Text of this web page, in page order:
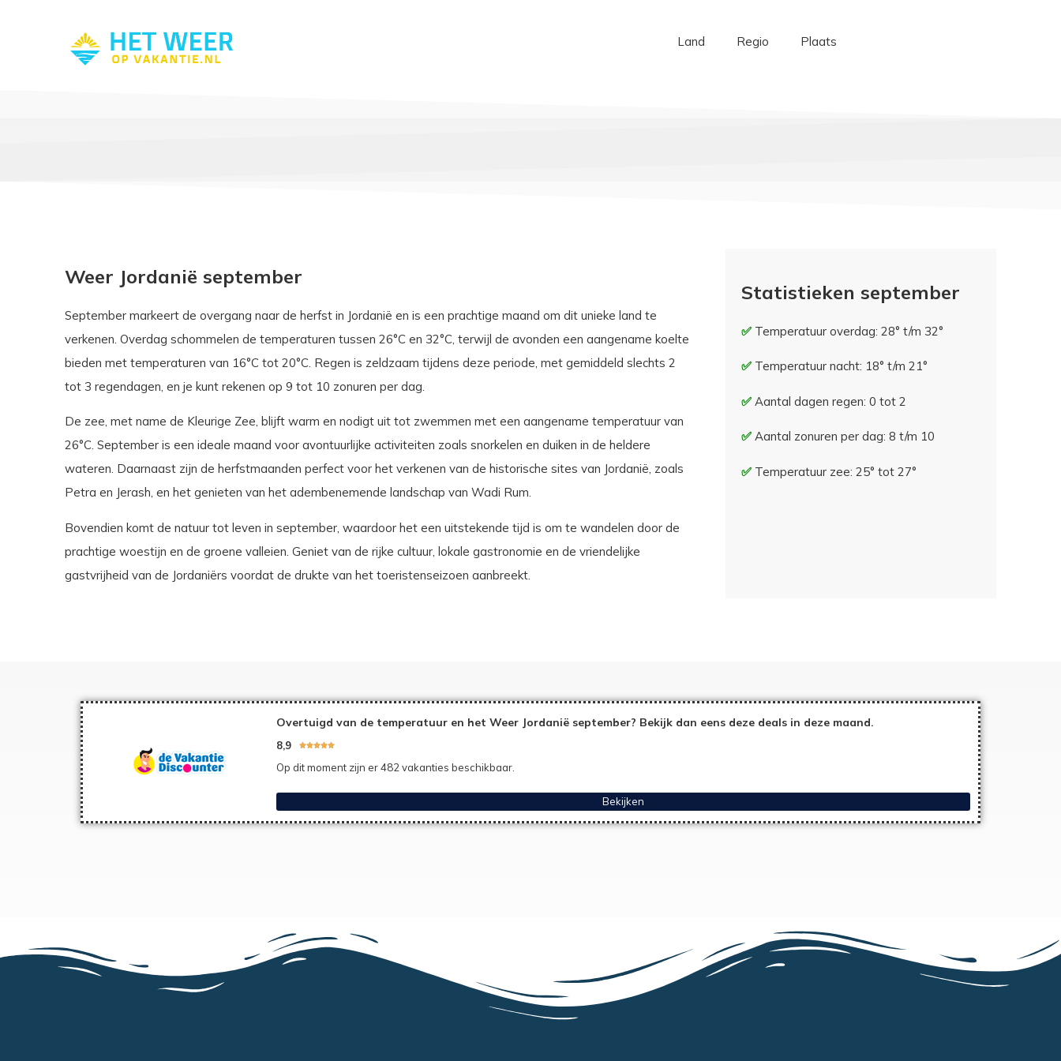
Land Regio Plaats
Weer Jordanië september
September markeert de overgang naar de herfst in Jordanië en is een prachtige maand om dit unieke land te
verkenen. Overdag schommelen de temperaturen tussen 26°C en 32°C, terwijl de avonden een aangename koelte
bieden met temperaturen van 16°C tot 20°C. Regen is zeldzaam tijdens deze periode, met gemiddeld slechts 2
tot 3 regendagen, en je kunt rekenen op 9 tot 10 zonuren per dag.
De zee, met name de Kleurige Zee, blijft warm en nodigt uit tot zwemmen met een aangename temperatuur van
26°C. September is een ideale maand voor avontuurlijke activiteiten zoals snorkelen en duiken in de heldere
wateren. Daarnaast zijn de herfstmaanden perfect voor het verkenen van de historische sites van Jordanië, zoals
Petra en Jerash, en het genieten van het adembenemende landschap van Wadi Rum.
Bovendien komt de natuur tot leven in september, waardoor het een uitstekende tijd is om te wandelen door de
prachtige woestijn en de groene valleien. Geniet van de rijke cultuur, lokale gastronomie en de vriendelijke
gastvrijheid van de Jordaniërs voordat de drukte van het toeristenseizoen aanbreekt.
Statistieken september
Temperatuur overdag: 28° t/m 32°
Temperatuur nacht: 18° t/m 21°
Aantal dagen regen: 0 tot 2
Aantal zonuren per dag: 8 t/m 10
Temperatuur zee: 25° tot 27°
Overtuigd van de temperatuur en het Weer Jordanië september? Bekijk dan eens deze deals in deze maand.
8,9 
Op dit moment zijn er 482 vakanties beschikbaar.
Bekijken